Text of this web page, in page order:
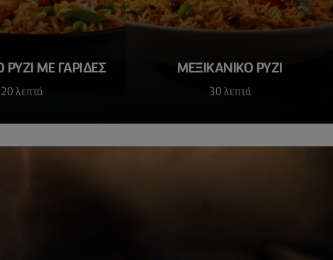
ΜΕ ΓΑΡΊΔΕΣ
20 λεπτά
ΜΕΞΙΚΆΝΙΚΟ ΡΎΖΙ
30 λεπτά